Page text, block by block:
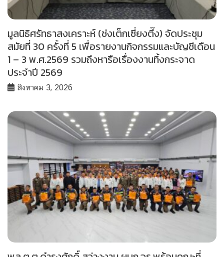
มูลนิธิศรัทธาสงเคราะห์ (ช่งเต็กเซี่ยงตึ๊ง) จัดประชุม
สมัยที่ 30 ครั้งที่ 5 เพื่อรายงานกิจกรรมและบัญชีเดือน
1 – 3 พ.ศ.2569 รวมถึงหารือเรื่องงานทิ้งกระจาด
ประจำปี 2569
สิงหาคม 3, 2026